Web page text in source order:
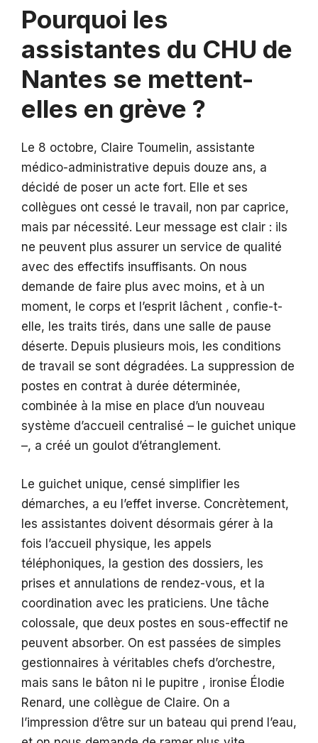
Pourquoi les
assistantes du CHU de
Nantes se mettent-
elles en grève ?
Le 8 octobre, Claire Toumelin, assistante
médico-administrative depuis douze ans, a
décidé de poser un acte fort. Elle et ses
collègues ont cessé le travail, non par caprice,
mais par nécessité. Leur message est clair : ils
ne peuvent plus assurer un service de qualité
avec des effectifs insuffisants. On nous
demande de faire plus avec moins, et à un
moment, le corps et l’esprit lâchent , confie-t-
elle, les traits tirés, dans une salle de pause
déserte. Depuis plusieurs mois, les conditions
de travail se sont dégradées. La suppression de
postes en contrat à durée déterminée,
combinée à la mise en place d’un nouveau
système d’accueil centralisé – le guichet unique
–, a créé un goulot d’étranglement.
Le guichet unique, censé simplifier les
démarches, a eu l’effet inverse. Concrètement,
les assistantes doivent désormais gérer à la
fois l’accueil physique, les appels
téléphoniques, la gestion des dossiers, les
prises et annulations de rendez-vous, et la
coordination avec les praticiens. Une tâche
colossale, que deux postes en sous-effectif ne
peuvent absorber. On est passées de simples
gestionnaires à véritables chefs d’orchestre,
mais sans le bâton ni le pupitre , ironise Élodie
Renard, une collègue de Claire. On a
l’impression d’être sur un bateau qui prend l’eau,